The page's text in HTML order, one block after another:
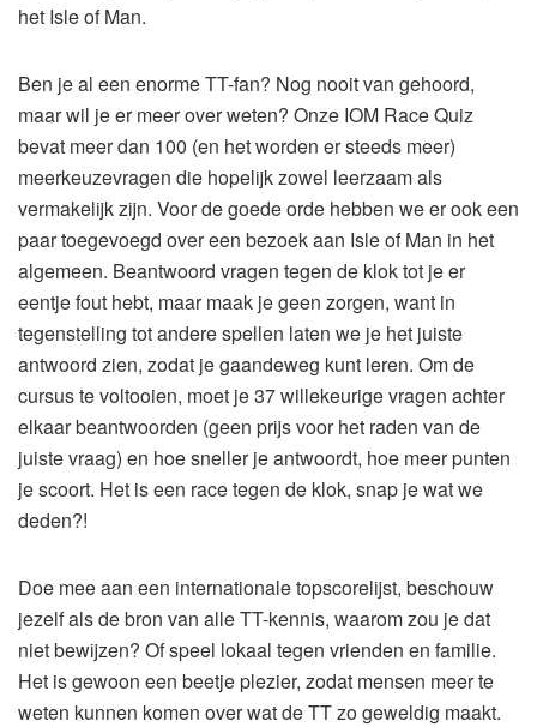
het Isle of Man.
Ben je al een enorme TT-fan? Nog nooit van gehoord,
maar wil je er meer over weten? Onze IOM Race Quiz
bevat meer dan 100 (en het worden er steeds meer)
meerkeuzevragen die hopelijk zowel leerzaam als
vermakelijk zijn. Voor de goede orde hebben we er ook een
paar toegevoegd over een bezoek aan Isle of Man in het
algemeen. Beantwoord vragen tegen de klok tot je er
eentje fout hebt, maar maak je geen zorgen, want in
tegenstelling tot andere spellen laten we je het juiste
antwoord zien, zodat je gaandeweg kunt leren. Om de
cursus te voltooien, moet je 37 willekeurige vragen achter
elkaar beantwoorden (geen prijs voor het raden van de
juiste vraag) en hoe sneller je antwoordt, hoe meer punten
je scoort. Het is een race tegen de klok, snap je wat we
deden?!
Doe mee aan een internationale topscorelijst, beschouw
jezelf als de bron van alle TT-kennis, waarom zou je dat
niet bewijzen? Of speel lokaal tegen vrienden en familie.
Het is gewoon een beetje plezier, zodat mensen meer te
weten kunnen komen over wat de TT zo geweldig maakt.